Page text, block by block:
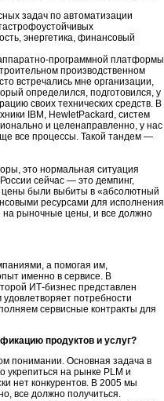
задач по автоматизации
энергетика, финансовый
программной платформы
производственном
встречались мне организации,
определился, подготовился, у
своих технических средств. В
IBM, HewletРackard, систем
и целенаправленно, у нас
все процессы. Такой тандем —
это нормальная ситуация
сейчас — это демпинг,
цены были выбиты в «абсолютный
ресурсами для исполнения
на рыночные цены, и все должно
а помогая им,
именно в сервисе. В
ИТ-бизнес представлен
потребности
сервисные контракты для
продуктов и услуг?
понимании. Основная задача в
укрепиться на рынке PLM и
нет конкурентов. В 2005 мы
все должно получиться.